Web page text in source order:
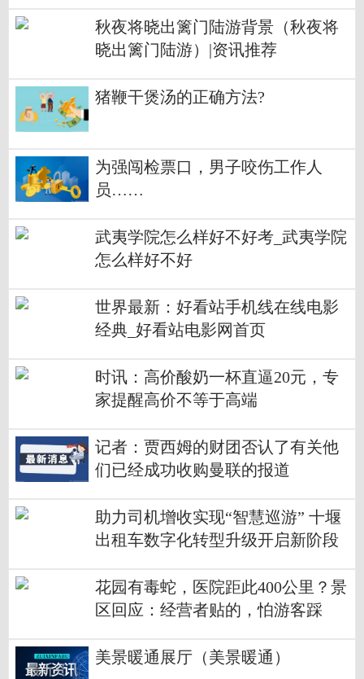
秋夜将晓出篱门陆游背景（秋夜将
晓出篱门陆游）|资讯推荐
猪鞭干煲汤的正确方法?
为强闯检票口，男子咬伤工作人
员……
武夷学院怎么样好不好考_武夷学院
怎么样好不好
世界最新：好看站手机线在线电影
经典_好看站电影网首页
时讯：高价酸奶一杯直逼20元，专
家提醒高价不等于高端
记者：贾西姆的财团否认了有关他
们已经成功收购曼联的报道
助力司机增收实现“智慧巡游” 十堰
出租车数字化转型升级开启新阶段
花园有毒蛇，医院距此400公里？景
区回应：经营者贴的，怕游客踩
么远_当前热门
美景暖通展厅（美景暖通）